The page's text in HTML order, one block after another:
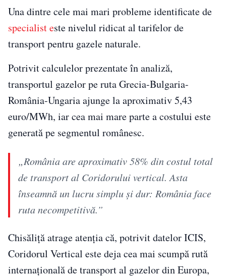
Una dintre cele mai mari probleme identificate de
specialist este nivelul ridicat al tarifelor de
transport pentru gazele naturale.
Potrivit calculelor prezentate în analiză,
transportul gazelor pe ruta Grecia-Bulgaria-
România-Ungaria ajunge la aproximativ 5,43
euro/MWh, iar cea mai mare parte a costului este
generată pe segmentul românesc.
„România are aproximativ 58% din costul total
de transport al Coridorului vertical. Asta
înseamnă un lucru simplu și dur: România face
ruta necompetitivă.”
Chisăliță atrage atenția că, potrivit datelor ICIS,
Coridorul Vertical este deja cea mai scumpă rută
internațională de transport al gazelor din Europa,